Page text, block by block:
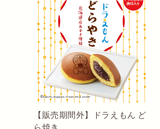
【販売期間外】ドラえもん ど